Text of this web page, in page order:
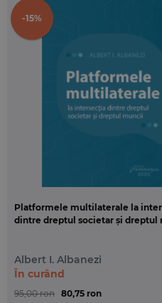
care se constituie în
academice. Astfel,
dintre provocările
științifică va
demersuri euristice,
prisosință.
-15%
Platformele multilaterale la
dintre dreptul societar și dreptul
Albert I. Albanezi
95,00 ron 80,75 ron
În curând